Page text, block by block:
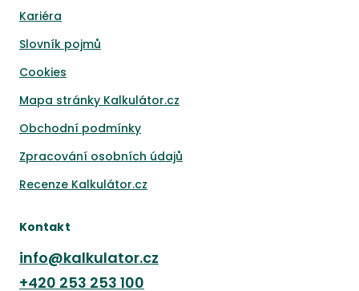
Kariéra
Slovník pojmů
Cookies
Mapa stránky Kalkulátor.cz
Obchodní podmínky
Zpracování osobních údajů
Recenze Kalkulátor.cz
Kontakt
info@kalkulator.cz
+420 253 253 100